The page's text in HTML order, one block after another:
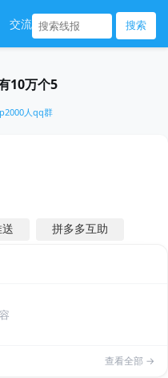
交流 搜索
10万个5
2000人qq群
拼多多互助
查看全部 →